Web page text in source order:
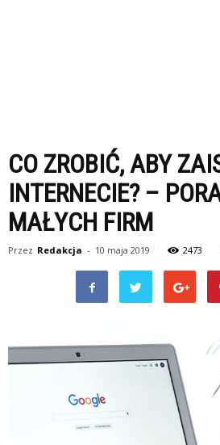
CO ZROBIĆ, ABY
INTERNECIE? –
MAŁYCH FIRM
Przez Redakcja - 10 maja 2019 2473